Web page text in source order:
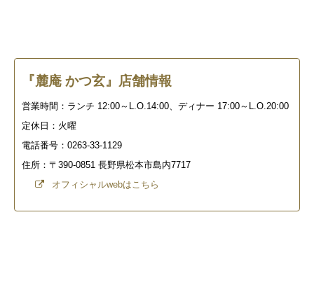
『麓庵 かつ玄』店舗情報
営業時間：ランチ 12:00～L.O.14:00、ディナー 17:00～L.O.20:00
定休日：火曜
電話番号：0263-33-1129
住所：〒390-0851 長野県松本市島内7717
オフィシャルwebはこちら